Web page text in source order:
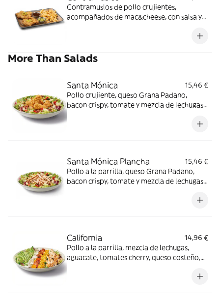
Contramuslos de pollo crujientes,
acompañados de mac&cheese, con salsa y
More Than Salads
Santa Mónica
15,46 €
Pollo crujiente, queso Grana Padano,
bacon crispy, tomate y mezcla de lechugas
Santa Mónica Plancha
15,46 €
Pollo a la parrilla, queso Grana Padano,
bacon crispy, tomate y mezcla de lechugas
California
14,96 €
Pollo a la parrilla, mezcla de lechugas,
aguacate, tomates cherry, queso costeño,